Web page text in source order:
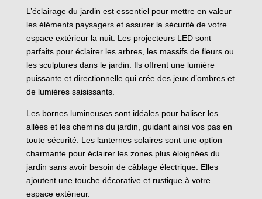
L’éclairage du jardin est essentiel pour mettre en valeur
les éléments paysagers et assurer la sécurité de votre
espace extérieur la nuit. Les projecteurs LED sont
parfaits pour éclairer les arbres, les massifs de fleurs ou
les sculptures dans le jardin. Ils offrent une lumière
puissante et directionnelle qui crée des jeux d’ombres et
de lumières saisissants.
Les bornes lumineuses sont idéales pour baliser les
allées et les chemins du jardin, guidant ainsi vos pas en
toute sécurité. Les lanternes solaires sont une option
charmante pour éclairer les zones plus éloignées du
jardin sans avoir besoin de câblage électrique. Elles
ajoutent une touche décorative et rustique à votre
espace extérieur.